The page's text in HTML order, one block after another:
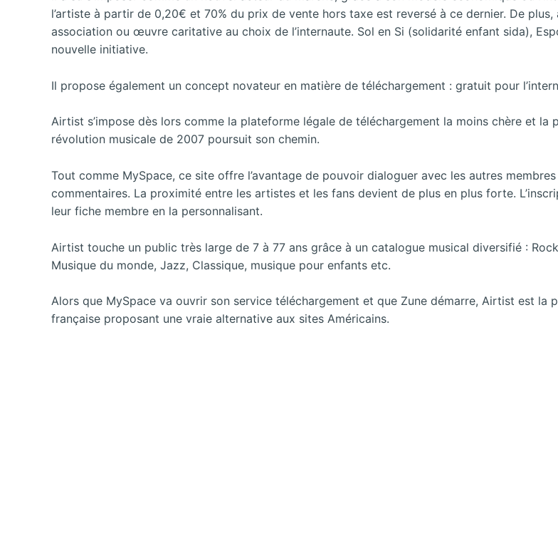
l’artiste à partir de 0,20€ et 70% du prix de vente hors taxe est reversé à ce dernier. De plus,
association ou œuvre caritative au choix de l’internaute. Sol en Si (solidarité enfant sida),
nouvelle initiative.
Il propose également un concept novateur en matière de téléchargement : gratuit pour
Airtist s’impose dès lors comme la plateforme légale de téléchargement la moins chère et la
révolution musicale de 2007 poursuit son chemin.
Tout comme MySpace, ce site offre l’avantage de pouvoir dialoguer avec les autres
commentaires. La proximité entre les artistes et les fans devient de plus en plus forte.
leur fiche membre en la personnalisant.
Airtist touche un public très large de 7 à 77 ans grâce à un catalogue musical diversifié :
Musique du monde, Jazz, Classique, musique pour enfants etc.
Alors que MySpace va ouvrir son service téléchargement et que Zune démarre, Airtist est la
française proposant une vraie alternative aux sites Américains.